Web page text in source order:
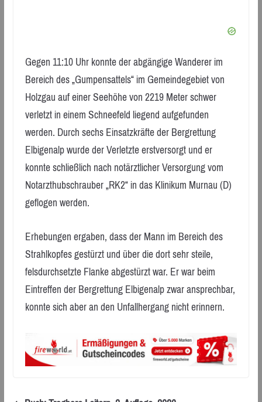
Gegen 11:10 Uhr konnte der abgängige Wanderer im
Bereich des „Gumpensattels“ im Gemeindegebiet von
Holzgau auf einer Seehöhe von 2219 Meter schwer
verletzt in einem Schneefeld liegend aufgefunden
werden. Durch sechs Einsatzkräfte der Bergrettung
Elbigenalp wurde der Verletzte erstversorgt und er
konnte schließlich nach notärztlicher Versorgung vom
Notarzthubschrauber „RK2“ in das Klinikum Murnau (D)
geflogen werden.
Erhebungen ergaben, dass der Mann im Bereich des
Strahlkopfes gestürzt und über die dort sehr steile,
felsdurchsetzte Flanke abgestürzt war. Er war beim
Eintreffen der Bergrettung Elbigenalp zwar ansprechbar,
konnte sich aber an den Unfallhergang nicht erinnern.